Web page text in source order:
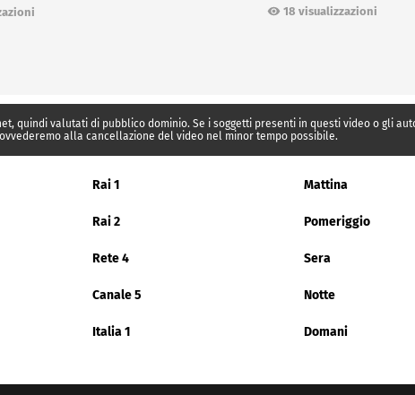
18 visualizzazioni
quindi valutati di pubblico dominio. Se i soggetti presenti in questi video o gli
alla cancellazione del video nel minor tempo possibile.
Rai 1 Mattina
Rai 2 Pomeriggio
Rete 4 Sera
Canale 5 Notte
Italia 1 Domani